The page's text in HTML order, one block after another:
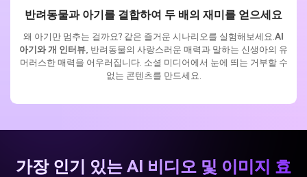
반려동물과 아기를 결합하여 두 배의 재미를 얻으세요
왜 아기만 멈추는 걸까요? 같은 즐거운 시나리오를 실험해보세요. AI
아기와 개 인터뷰 , 반려동물의 사랑스러운 매력과 말하는 신생아의 유
머러스한 매력을 어우러집니다. 소셜 미디어에서 눈에 띄는 거부할 수
없는 콘텐츠를 만드세요.
가장 인기 있는 AI 비디오 및 이미지 효